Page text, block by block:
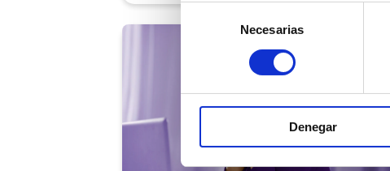
consentimiento
Necesarias
Denegar